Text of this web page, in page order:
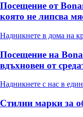
Посещение от
която не липсва
Надникнете в дома на
Посещение на
вдъхновен от
Надникнете с нас в
Стилни марки за